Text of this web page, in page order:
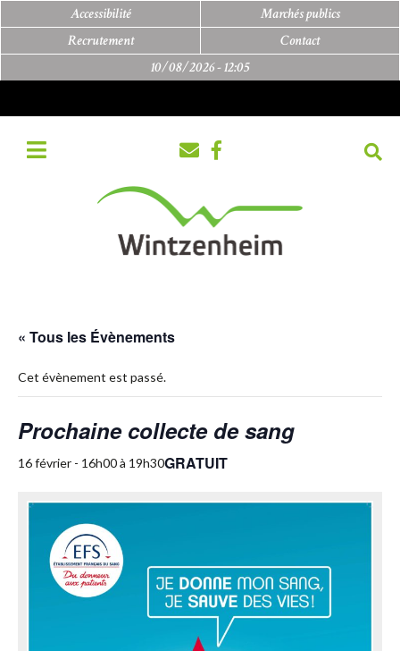
Accessibilité
Marchés publics
Recrutement
Contact
10/08/2026 -12:05
« Tous les Évènements
Cet évènement est passé.
Prochaine collecte de sang
16 février - 16h00à 19h30GRATUIT